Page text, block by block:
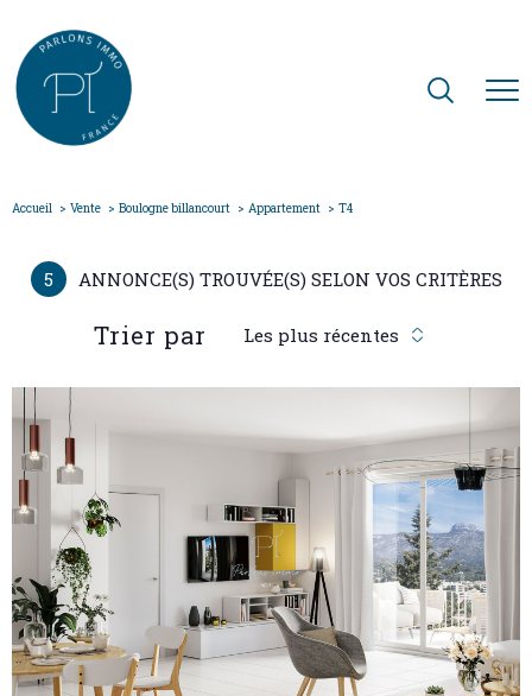
Accueil Vente Boulogne billancourt Appartement T4
5 ANNONCE(S) TROUVÉE(S) SELON VOS CRITÈRES
Trier par Les plus récentes
VOIR LE
BIEN